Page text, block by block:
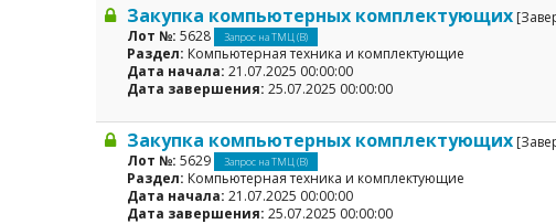
Закупка компьютерных комплектующих
Лот №: 5628 Запрос на ТМЦ (В)
Раздел: Компьютерная техника и комплектующие
Дата начала: 21.07.2025 00:00:00
Дата завершения: 25.07.2025 00:00:00
Закупка компьютерных комплектующих
Лот №: 5629 Запрос на ТМЦ (В)
Раздел: Компьютерная техника и комплектующие
Дата начала: 21.07.2025 00:00:00
Дата завершения: 25.07.2025 00:00:00